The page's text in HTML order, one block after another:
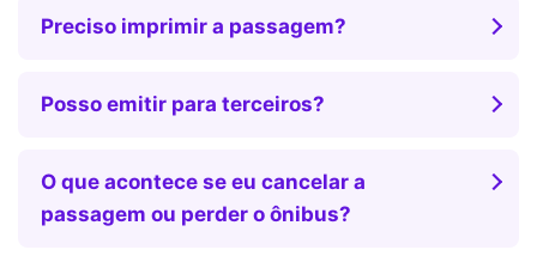
Preciso imprimir a passagem?
Posso emitir para terceiros?
O que acontece se eu cancelar a
passagem ou perder o ônibus?